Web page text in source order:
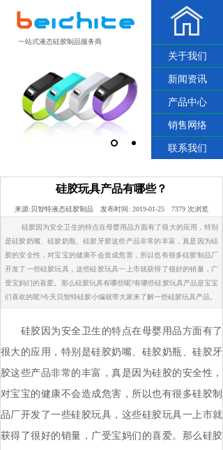
一站式液态硅胶制品服务商
关于我们
新闻资讯
产品中心
销售网络
联系我们
硅胶玩具产品有哪些？
来源: 贝智特液态硅胶制品 发布时间: 2019-01-25 7379 次浏览
硅胶因为安全卫生的特点在母婴用品方面有了很大的应用，特别
是硅胶奶嘴、硅胶奶瓶、硅胶牙胶这些产品非常的丰富，真是因为硅
胶的安全性，对宝宝的健康不会造成危害，所以也有很多硅胶制品厂
开发了一些硅胶玩具，这些硅胶玩具一上市就获得了很好的销量，广
受宝妈们的喜爱。那么硅胶玩具有哪些呢?有哪些硅胶玩具产品是宝宝
们喜欢的呢?今天贝智特硅胶小编就带大家来了解一些硅胶玩具产品。
硅胶因为安全卫生的特点在母婴用品方面有了
很大的应用，特别是硅胶奶嘴、硅胶奶瓶、硅胶牙
胶这些产品非常的丰富，真是因为硅胶的安全性，
对宝宝的健康不会造成危害，所以也有很多硅胶制
品厂开发了一些硅胶玩具，这些硅胶玩具一上市就
获得了很好的销量，广受宝妈们的喜爱。那么硅胶